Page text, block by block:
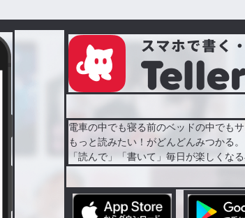
電車の中でも寝る前のベッドの中でもサ
もっと読みたい！がどんどんみつかる。
「読んで」「書いて」毎日が楽しくな